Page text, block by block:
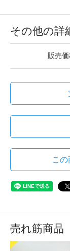
その他の詳
販売
こ
売れ筋商品